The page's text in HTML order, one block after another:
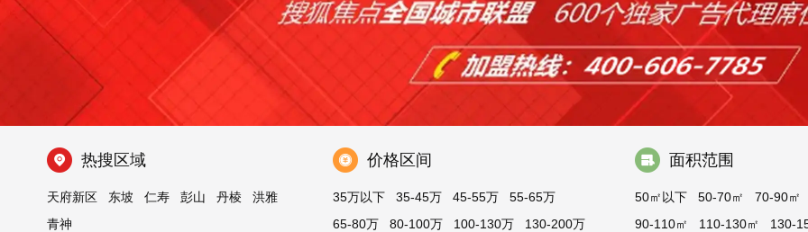
热搜区域
天府新区 东坡 仁寿 彭山 丹棱
洪雅
青神
价格区间
35万以下 35-45万 45-55万
55-65万
65-80万
80-100万 100-130万
130-200万
面积范围
50㎡以下 50-70㎡
70-90㎡
90-110㎡
110-130㎡
130-